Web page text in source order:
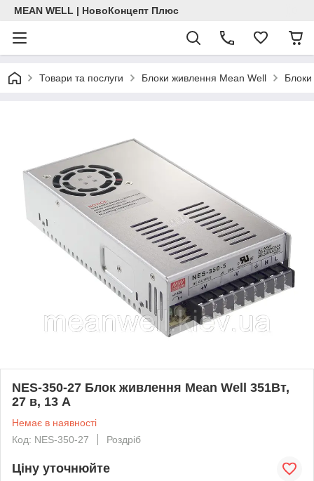
MEAN WELL | НовоКонцепт Плюс
Товари та послуги Блоки живлення Mean Well
NES-350-27 Блок живлення Mean Well 351Вт,
27 в, 13 А
Немає в наявності
Код: NES-350-27
Роздріб
Ціну уточнюйте